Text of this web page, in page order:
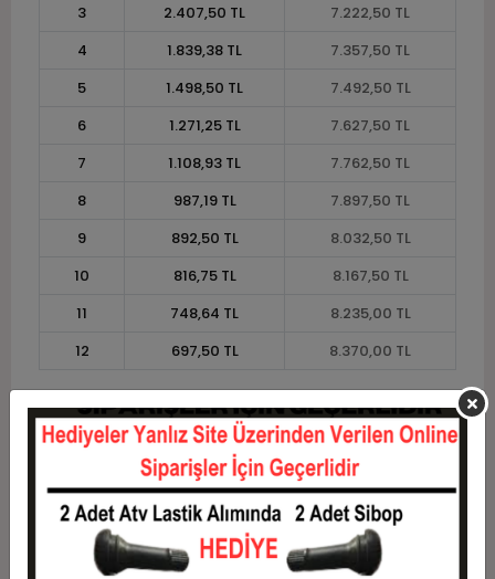
3
2.407,50 TL
7.222,50 TL
4
1.839,38 TL
7.357,50 TL
5
1.498,50 TL
7.492,50 TL
6
1.271,25 TL
7.627,50 TL
7
1.108,93 TL
7.762,50 TL
8
987,19 TL
7.897,50 TL
9
892,50 TL
8.032,50 TL
10
816,75 TL
8.167,50 TL
11
748,64 TL
8.235,00 TL
12
697,50 TL 8.370,00 TL
Taksit Tutarı
Toplam Tutar
1
6.750,00 TL
6.750,00 TL
3.375,00 TL
6.750,00 TL
2.407,50 TL
7.222,50 TL